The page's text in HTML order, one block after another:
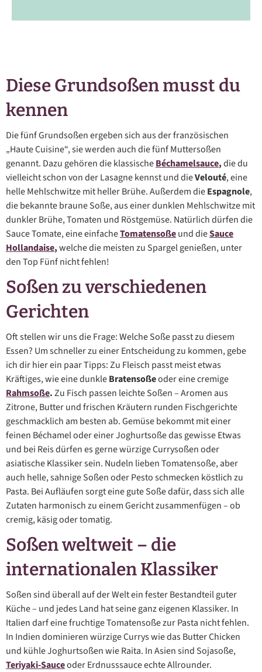
Diese Grundsoßen musst du
kennen
Die fünf Grundsoßen ergeben sich aus der französischen
„Haute Cuisine“, sie werden auch die fünf Muttersoßen
genannt. Dazu gehören die klassischeBéchamelsauce,die du
vielleicht schon von der Lasagne kennst und dieVelouté, eine
helle Mehlschwitze mit heller Brühe. Außerdem dieEspagnole,
die bekannte braune Soße, aus einer dunklen Mehlschwitze mit
dunkler Brühe, Tomaten und Röstgemüse. Natürlich dürfen die
Sauce Tomate, eine einfacheTomatensoßeund dieSauce
Hollandaise,welche die meisten zu Spargel genießen, unter
den Top Fünf nicht fehlen!
Soßen zu verschiedenen
Gerichten
Oft stellen wir uns die Frage: Welche Soße passt zu diesem
Essen? Um schneller zu einer Entscheidung zu kommen, gebe
ich dir hier ein paar Tipps: Zu Fleisch passt meist etwas
Kräftiges, wie eine dunkleBratensoßeoder eine cremige
Rahmsoße.Zu Fisch passen leichte Soßen – Aromen aus
Zitrone, Butter und frischen Kräutern runden Fischgerichte
geschmacklich am besten ab. Gemüse bekommt mit einer
feinen Béchamel oder einer Joghurtsoße das gewisse Etwas
und bei Reis dürfen es gerne würzige Currysoßen oder
asiatische Klassiker sein. Nudeln lieben Tomatensoße, aber
auch helle, sahnige Soßen oder Pesto schmecken köstlich zu
Pasta. Bei Aufläufen sorgt eine gute Soße dafür, dass sich alle
Zutaten harmonisch zu einem Gericht zusammenfügen – ob
cremig, käsig oder tomatig.
Soßen weltweit – die
internationalen Klassiker
Soßen sind überall auf der Welt ein fester Bestandteil guter
Küche – und jedes Land hat seine ganz eigenen Klassiker. In
Italien darf eine fruchtige Tomatensoße zur Pasta nicht fehlen.
In Indien dominieren würzige Currys wie das Butter Chicken
und kühle Joghurtsoßen wie Raita. In Asien sind Sojasoße,
Teriyaki-Sauceoder Erdnusssauce echte Allrounder.